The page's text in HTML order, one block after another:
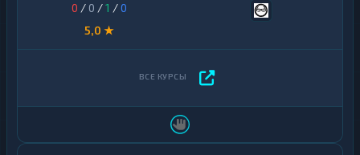
0 / 0 /1 /0
5,0 ★